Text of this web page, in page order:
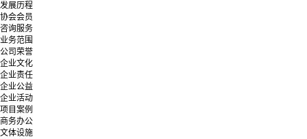
发展历程
协会会员
咨询服务
业务范围
公司荣誉
企业文化
企业责任
企业公益
企业活动
项目案例
商务办公
文体设施